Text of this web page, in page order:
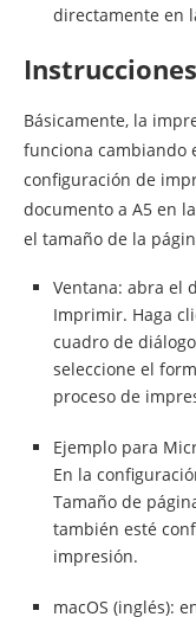
directamente en
Básicamente, la
funciona cambiando
configuración de
documento a A5 en
el tamaño de la
Ventana: abra el
Imprimir. Haga
cuadro de
seleccione el
proceso de
Ejemplo para
En la
Tamaño de
también esté
impresión.
macOS (inglés):